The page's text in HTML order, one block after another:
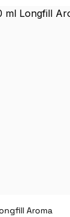
Aroma